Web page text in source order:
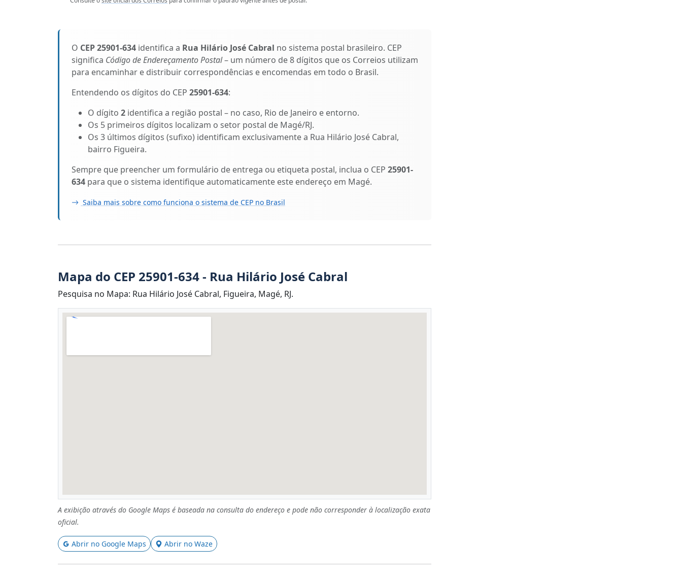
O CEP 25901-634 identifica a Rua Hilário José Cabral no sistema postal brasileiro. CEP
significa Código de Endereçamento Postal– um número de 8 dígitos que os Correios utilizam
para encaminhar e distribuir correspondências e encomendas em todo o Brasil.
Entendendo os dígitos do CEP 25901-634:
O dígito 2 identifica a região postal – no caso, Rio de Janeiro e entorno.
Os 5 primeiros dígitos localizam o setor postal de Magé/RJ.
Os 3 últimos dígitos (sufixo) identificam exclusivamente a Rua Hilário José Cabral,
bairro Figueira.
Sempre que preencher um formulário de entrega ou etiqueta postal, inclua o CEP 25901-
634 para que o sistema identifique automaticamente este endereço em Magé.
Saiba mais sobre como funciona o sistema de CEP no Brasil
Mapa do CEP 25901-634 - Rua Hilário José Cabral
Pesquisa no Mapa: Rua Hilário José Cabral, Figueira, Magé, RJ.
A exibição através do Google Maps é baseada na consulta do endereço e pode não corresponder à localização exata
oficial.
Abrir no Google Maps Abrir no Waze